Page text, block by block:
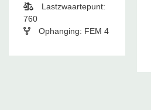
Lastzwaartepunt:
760
Ophanging: FEM 4